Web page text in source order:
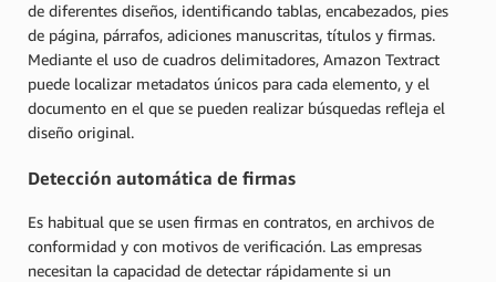
de diferentes diseños, identificando tablas, encabezados, pies
de página, párrafos, adiciones manuscritas, títulos y firmas.
Mediante el uso de cuadros delimitadores, Amazon Textract
puede localizar metadatos únicos para cada elemento, y el
documento en el que se pueden realizar búsquedas refleja el
diseño original.
Detección automática de firmas
Es habitual que se usen firmas en contratos, en archivos de
conformidad y con motivos de verificación. Las empresas
necesitan la capacidad de detectar rápidamente si un